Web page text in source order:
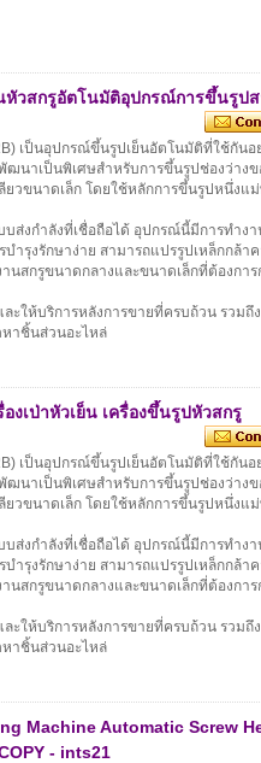
หัวสกรูอัตโนมัติอุปกรณ์การขึ้นรูป
เป็นอุปกรณ์ขึ้นรูปเย็นอัตโนมัติที่ใช้กันอ
ฒนาเป็นพิเศษสำหรับการขึ้นรูปช่องว่างข
ยวขนาดเล็ก โดยใช้หลักการขึ้นรูปหนึ่งแ
บส่งกำลังที่เชื่อถือได้ อุปกรณ์นี้มีการทำง
ำรุงรักษาง่าย สามารถแปรรูปเหล็กกล้า
นสกรูขนาดกลางและขนาดเล็กที่ต้องการ
ะให้บริการหลังการขายที่ครบถ้วน รวมถึ
าชิ้นส่วนอะไหล่
งเป่าหัวเย็น เครื่องขึ้นรูปหัวสกรู
เป็นอุปกรณ์ขึ้นรูปเย็นอัตโนมัติที่ใช้กันอ
ฒนาเป็นพิเศษสำหรับการขึ้นรูปช่องว่างข
ยวขนาดเล็ก โดยใช้หลักการขึ้นรูปหนึ่งแ
บส่งกำลังที่เชื่อถือได้ อุปกรณ์นี้มีการทำง
ำรุงรักษาง่าย สามารถแปรรูปเหล็กกล้า
นสกรูขนาดกลางและขนาดเล็กที่ต้องการ
ะให้บริการหลังการขายที่ครบถ้วน รวมถึ
าชิ้นส่วนอะไหล่
Machine Automatic Screw
- ints21